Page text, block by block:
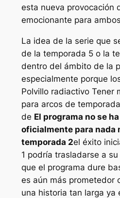
esta nueva provocación
emocionante para
La idea de la serie que
de la temporada 5 o la
dentro del ámbito de la
especialmente porque
Polvillo radiactivo Tener
para arcos de
de El programa no se
oficialmente para nada
temporada 2el éxito
1 podría trasladarse a
que el programa dure
es aún más prometedor
una historia tan larga ya